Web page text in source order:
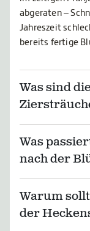
abgeraten –
Jahreszeit
bereits fertige
Was sind
Was
nach der
Warum
der